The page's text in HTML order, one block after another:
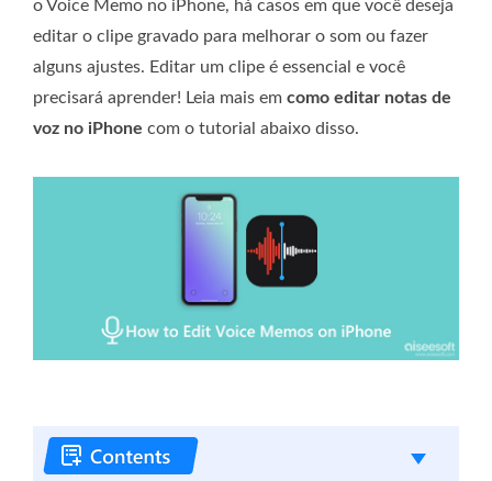
o Voice Memo no iPhone, há casos em que você deseja
editar o clipe gravado para melhorar o som ou fazer
alguns ajustes. Editar um clipe é essencial e você
precisará aprender! Leia mais em como editar notas de
voz no iPhone com o tutorial abaixo disso.